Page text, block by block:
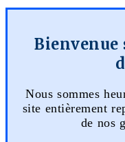
Bienvenue
Nous sommes
site entièrement
de nos